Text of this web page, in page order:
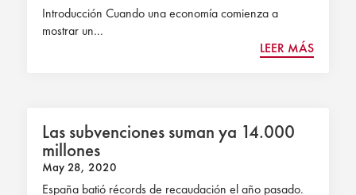
Introducción Cuando una economía comienza a
mostrar un...
LEER MÁS
Las subvenciones suman ya 14.000
millones
May 28, 2020
España batió récords de recaudación el año pasado.